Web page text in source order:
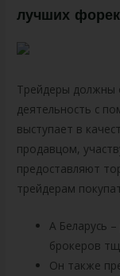
лучших
Трейдеры должны
деятельность с
выступает в
продавцом,
предоставляют
трейдерам
А Беларусь
брокеров
Он также